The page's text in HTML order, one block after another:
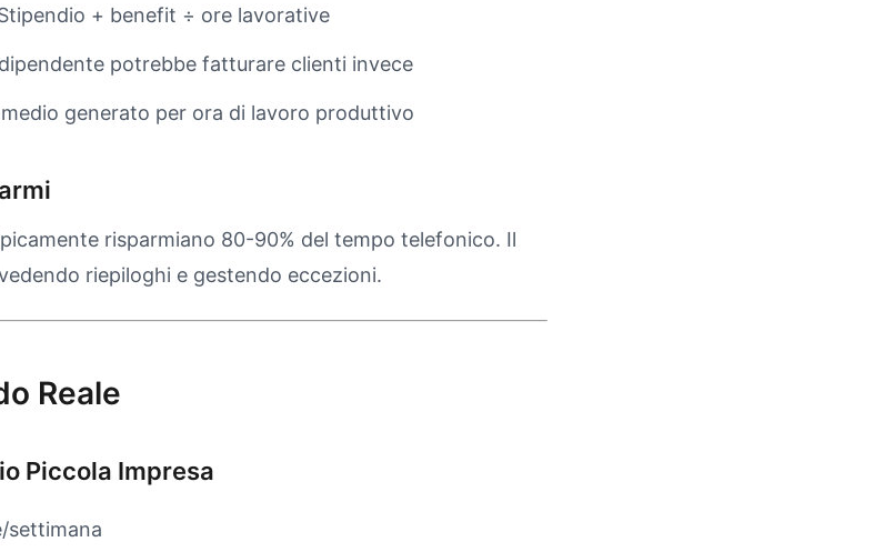
+ benefit ÷ ore lavorative
potrebbe fatturare clienti invece
generato per ora di lavoro produttivo
risparmiano 80-90% del tempo telefonico. Il
riepiloghi e gestendo eccezioni.
Reale
Piccola Impresa
settimana